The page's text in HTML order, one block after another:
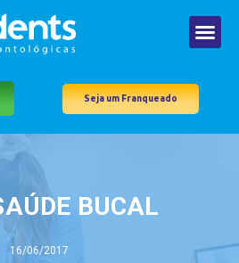
Seja um Franqueado
BUCAL
16/06/2017